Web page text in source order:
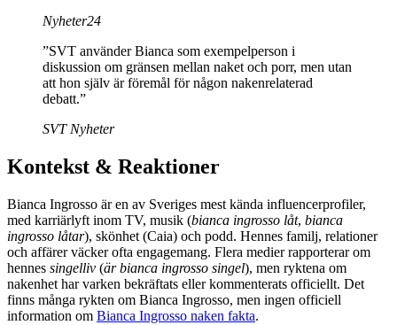
Nyheter24
”SVT använder Bianca som exempelperson i
diskussion om gränsen mellan naket och porr, men utan
att hon själv är föremål för någon nakenrelaterad
debatt.”
SVT Nyheter
Kontekst & Reaktioner
Bianca Ingrosso är en av Sveriges mest kända influencerprofiler,
med karriärlyft inom TV, musik (bianca ingrosso låt, bianca
ingrosso låtar), skönhet (Caia) och podd. Hennes familj, relationer
och affärer väcker ofta engagemang. Flera medier rapporterar om
hennes singelliv (är bianca ingrosso singel), men ryktena om
nakenhet har varken bekräftats eller kommenterats officiellt. Det
finns många rykten om Bianca Ingrosso, men ingen officiell
information om Bianca Ingrosso naken fakta.